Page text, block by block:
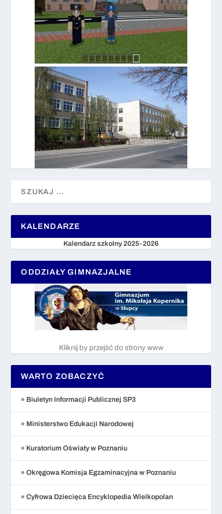
KALENDARZE
Kalendarz szkolny 2025-2026
ODDZIAŁY GIMNAZJALNE
Kliknij by przejść do strony www
WARTO ZOBACZYĆ
» Biuletyn Informacji Publicznej SP3
» Ministerstwo Edukacji Narodowej
» Kuratorium Oświaty w Poznaniu
» Okręgowa Komisja Egzaminacyjna w Poznaniu
» Cyfrowa Dziecięca Encyklopedia Wielkopolan